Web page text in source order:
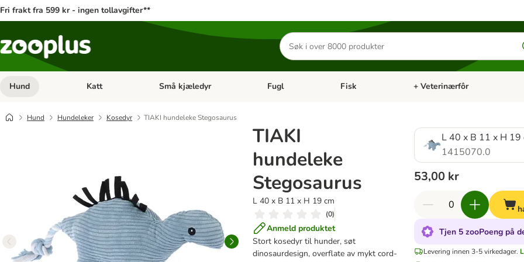
Fri frakt fra 599 kr - ingen tollavgifter**
Søk
etter
produkter
Hund Åpne kategorimeny: Hund
Katt Åpne kategorimeny: Katt
Små kjæledyr Åpne kategorimeny: Små kjæledyr
Fugl Åpne kategorimeny: Fugl
Fisk Åpne kategorimeny: Fisk
+ Veterinærfôr
Hund Hundeleker Kosedyr TIAKI hundeleke Stegosaurus
TIAKI
hundeleke
Stegosaurus
L 40 x B 11 x H 19 cm
(0)
Anmeld produktet
Stort kosedyr til hunder, søt
dinosaurdesign, overflate av mykt cord-
L 40 x B 11 x H 19
1415070.0
53,00 kr
Tjen 5 zooPoeng på
Levering innen 3-5 virkedager.